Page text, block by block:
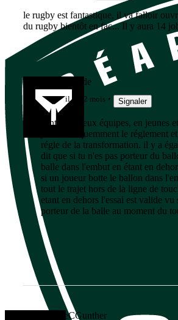
le rugby est fantastique, il va falloir
du rugby bientôt en fac... Il y aura 14
Gruntattitude
il y a 2 mois Signaler
j'entraine deux équipes, en jeunes
je relis fréquemment le réglement
régle de la transformation. il y a
dit que si tu n'es pas porteur du
balle dans l'embut en étant en
si un joueur botte le ballon dans
tout le trajet hors de la ligne de
etant en dehors l'essai est valide vu
porteur de la balle au moment du
lebonbernieCGunther